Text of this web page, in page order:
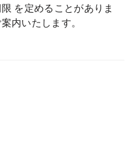
を定めることがありま
内いたします。